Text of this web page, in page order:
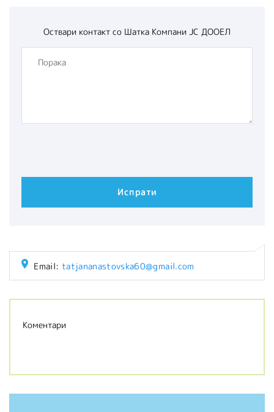
Оствари контакт со Шатка Компани ЈС ДООЕЛ
Email: tatjananastovska60@gmail.com
Коментари